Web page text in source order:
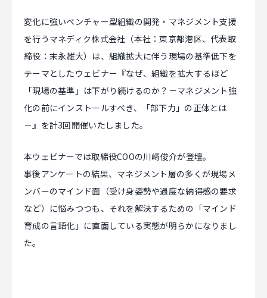
NEWS
ニュース
お知らせ
イベント
記事掲載
社長ブログ
CAREER
CONTACT
変化に強いベンチャー型組織の開発・マネジメント支援
を行うマネディク株式会社（本社：東京都港区、代表取
締役：末永雄大）は、組織拡大に伴う現場の基準低下を
テーマとしたウェビナー『なぜ、組織を拡大するほど
「現場の基準」は下がり続けるのか？－マネジメント強
化の前にインストールすべき、「部下力」の正体とは
－』を計3回開催いたしました。
本ウェビナーでは取締役COOの川﨑俊介が登壇。
事後アンケートの結果、マネジメント層の多くが現場メ
ンバーのマインド面（受け身姿勢や過度な納得感の要求
など）に悩みつつも、それを解決するための「マインド
育成の言語化」に直面している実態が明らかになりまし
た。